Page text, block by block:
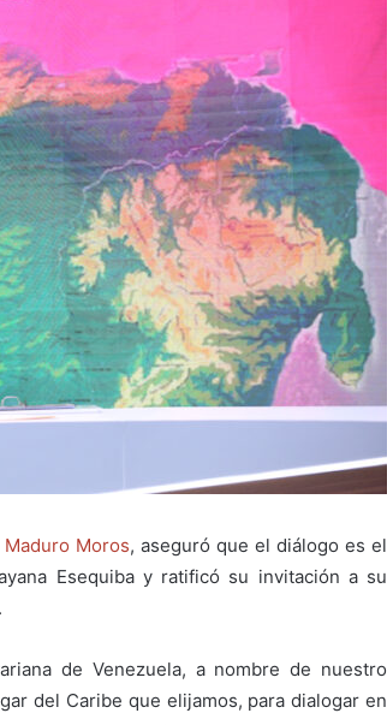
Maduro Moros, aseguró que el diálogo es el
Esequiba y ratificó su invitación a su
de Venezuela, a nombre de nuestro
del Caribe que elijamos, para dialogar en